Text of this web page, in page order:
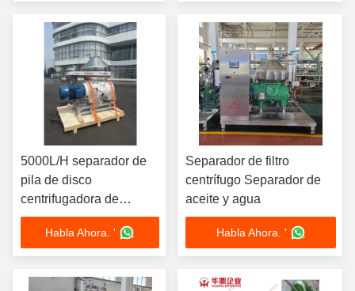
de gas apretado 11kW
380V Diseño
kW
5000L/H separador de
pila de disco
centrifugadora de
espirulina Microalgas de
cosecha con SS316L de
grado alimenticio 440V
diseño de 3 fases
Habla Ahora. '
Separador de filtro
centrífugo Separador de
aceite y agua
Habla Ahora. '